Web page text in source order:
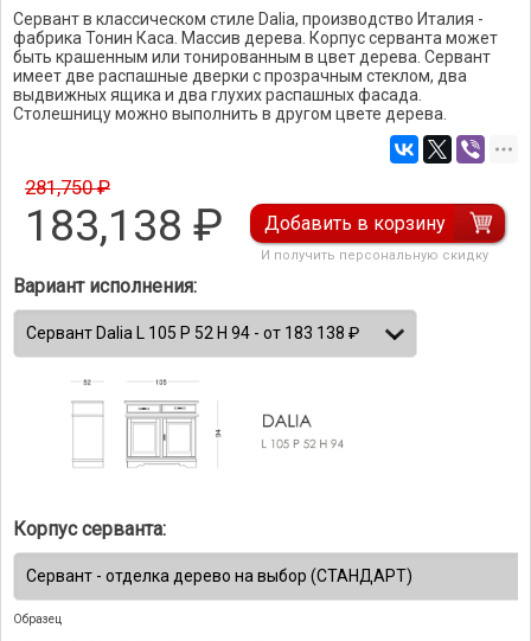
Сервант в классическом стиле Dalia, производство Италия -
фабрика Тонин Каса. Массив дерева. Корпус серванта может
быть крашенным или тонированным в цвет дерева. Сервант
имеет две распашные дверки с прозрачным стеклом, два
выдвижных ящика и два глухих распашных фасада.
Столешницу можно выполнить в другом цвете дерева.
281,750 ₽
183,138 ₽ Добавить в корзину
И получить персональную скидку
Вариант исполнения:
Корпус серванта:
Образец